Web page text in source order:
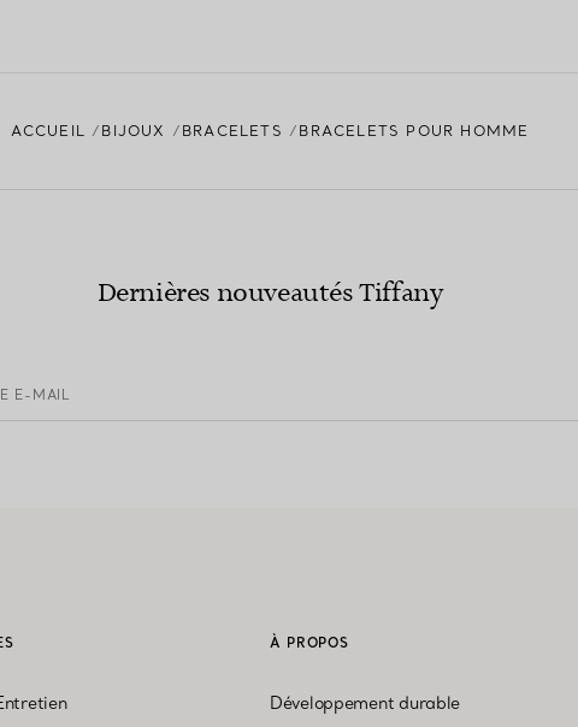
ACCUEIL BIJOUX BRACELETS BRACELETS POUR HOMME
Dernières nouveautés Tiffany
E-MAIL
À PROPOS
Développement durable